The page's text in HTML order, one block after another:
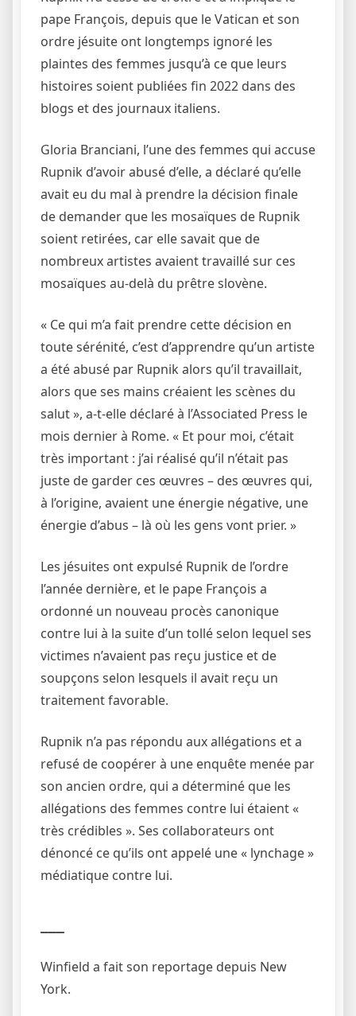
pape François, depuis que le Vatican et son
ordre jésuite ont longtemps ignoré les
plaintes des femmes jusqu’à ce que leurs
histoires soient publiées fin 2022 dans des
blogs et des journaux italiens.
Gloria Branciani, l’une des femmes qui accuse
Rupnik d’avoir abusé d’elle, a déclaré qu’elle
avait eu du mal à prendre la décision finale
de demander que les mosaïques de Rupnik
soient retirées, car elle savait que de
nombreux artistes avaient travaillé sur ces
mosaïques au-delà du prêtre slovène.
« Ce qui m’a fait prendre cette décision en
toute sérénité, c’est d’apprendre qu’un artiste
a été abusé par Rupnik alors qu’il travaillait,
alors que ses mains créaient les scènes du
salut », a-t-elle déclaré à l’Associated Press le
mois dernier à Rome. « Et pour moi, c’était
très important : j’ai réalisé qu’il n’était pas
juste de garder ces œuvres – des œuvres qui,
à l’origine, avaient une énergie négative, une
énergie d’abus – là où les gens vont prier. »
Les jésuites ont expulsé Rupnik de l’ordre
l’année dernière, et le pape François a
ordonné un nouveau procès canonique
contre lui à la suite d’un tollé selon lequel ses
victimes n’avaient pas reçu justice et de
soupçons selon lesquels il avait reçu un
traitement favorable.
Rupnik n’a pas répondu aux allégations et a
refusé de coopérer à une enquête menée par
son ancien ordre, qui a déterminé que les
allégations des femmes contre lui étaient «
très crédibles ». Ses collaborateurs ont
dénoncé ce qu’ils ont appelé une« lynchage »
médiatique contre lui.
Winfield a fait son reportage depuis New
York.